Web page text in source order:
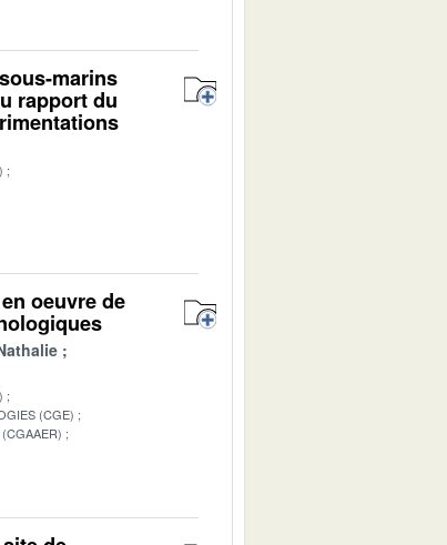
marins
rapport du
oeuvre de
(CGE)